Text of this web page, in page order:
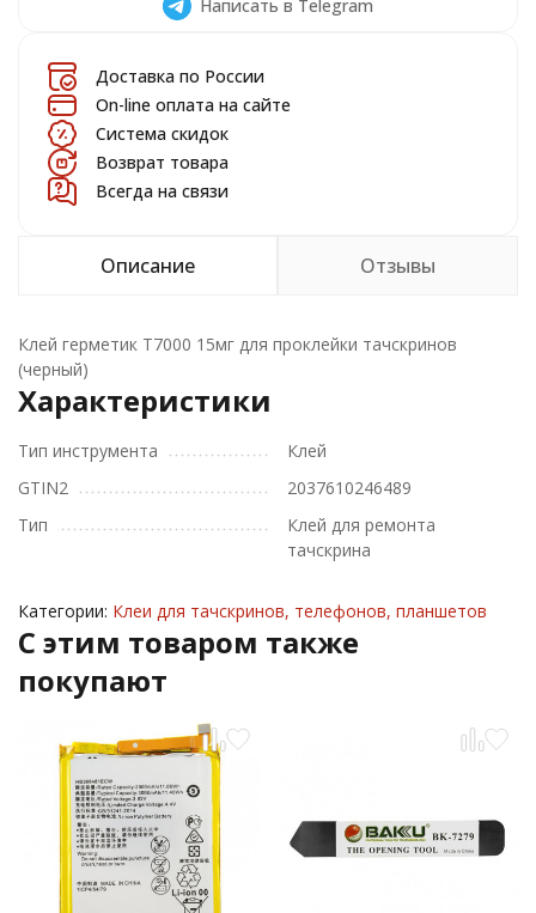
Написать в Telegram
Доставка по России
On-line оплата на сайте
Система скидок
Возврат товара
Всегда на связи
Описание Отзывы
Клей герметик T7000 15мг для проклейки тачскринов
(черный)
Характеристики
Тип инструмента
Клей
GTIN2
2037610246489
Тип
Клей для ремонта
тачскрина
Категории: Клеи для тачскринов, телефонов, планшетов
C этим товаром также
покупают